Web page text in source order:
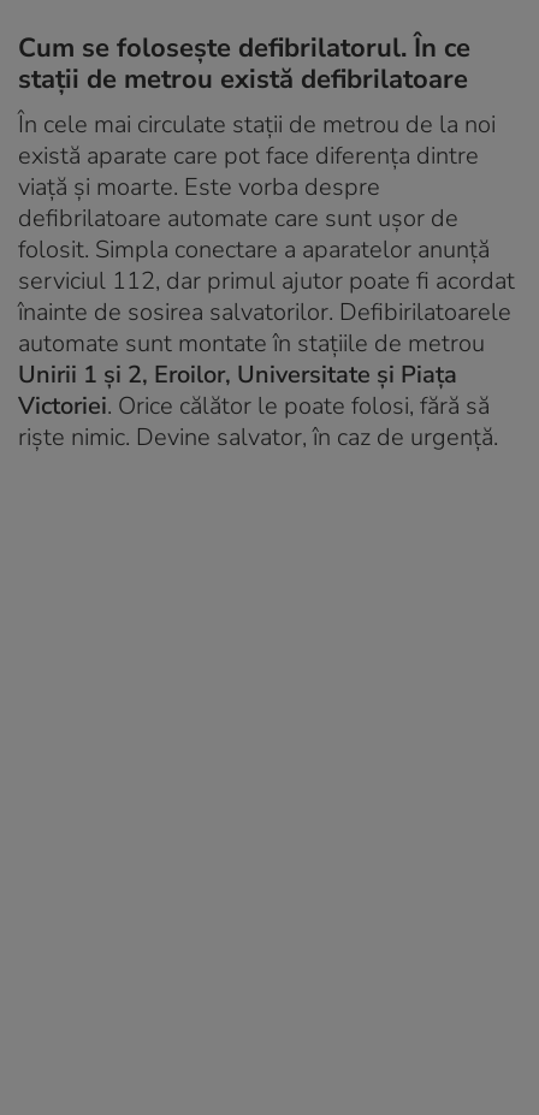
Cum se folosește defibrilatorul. În ce
stații de metrou există defibrilatoare
În cele mai circulate staţii de metrou de la noi
există aparate care pot face diferenţa dintre
viaţă şi moarte. Este vorba despre
defibrilatoare automate care sunt uşor de
folosit. Simpla conectare a aparatelor anunţă
serviciul 112, dar primul ajutor poate fi acordat
înainte de sosirea salvatorilor. Defibirilatoarele
automate sunt montate în staţiile de metrou
Unirii 1 şi 2, Eroilor, Universitate şi Piaţa
Victoriei. Orice călător le poate folosi, fără să
rişte nimic. Devine salvator, în caz de urgenţă.